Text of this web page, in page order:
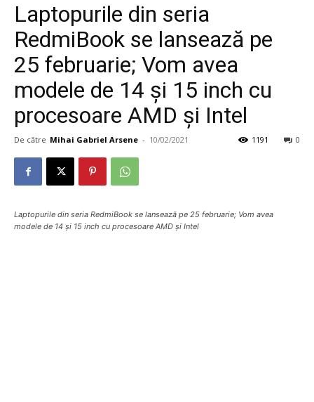
Laptopurile din seria
RedmiBook se lansează pe
25 februarie; Vom avea
modele de 14 și 15 inch cu
procesoare AMD și Intel
De către Mihai Gabriel Arsene - 10/02/2021 0
1191
Laptopurile din seria RedmiBook se lansează pe 25 februarie; Vom avea
modele de 14 și 15 inch cu procesoare AMD și Intel